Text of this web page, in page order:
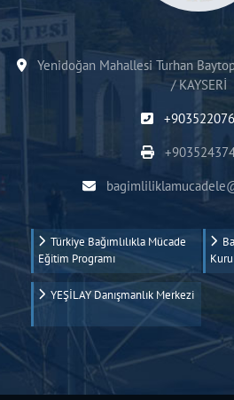
Yenidoğan Mahallesi Turhan
/ KAYSERİ
Türkiye Bağımlılıkla Mücade
Eğitim Programı
YEŞİLAY Danışmanlık Merkezi